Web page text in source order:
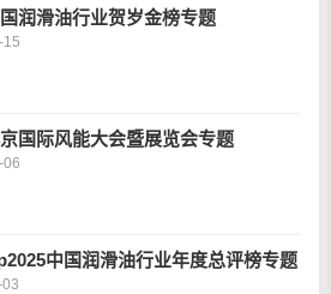
润滑油行业贺岁金榜专题
15
国际风能大会暨展览会专题
06
中国润滑油行业年度总评榜专题